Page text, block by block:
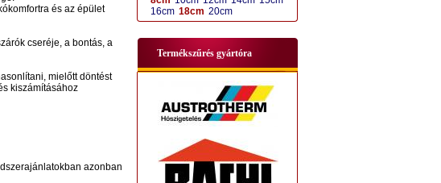
és az épület
cseréje, a bontás, a
mielőtt döntést
kiszámításához
azonban
16cm 18cm 20cm
Termékszűrés gyártóra